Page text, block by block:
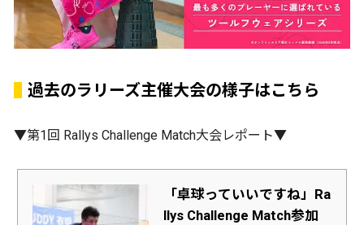
過去のラリーズ主催大会の様子はこちら
▼第1回 Rallys Challenge Match大会レポート▼
「卓球っていいですね」Ra
llys Challenge Match参加